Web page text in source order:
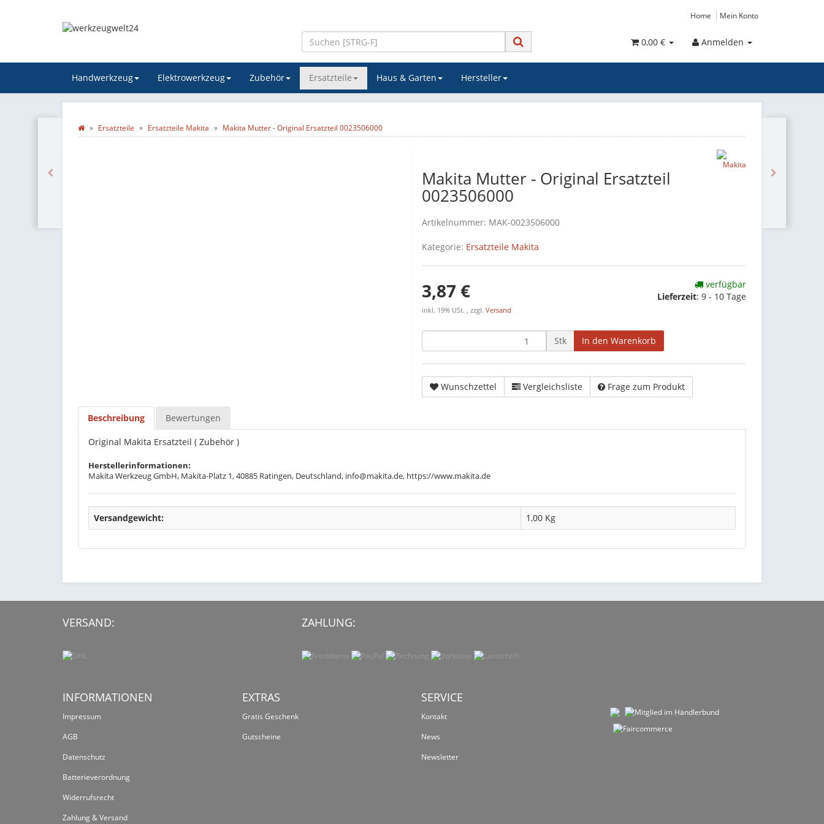
Home Mein Konto
Anmelden
0,00 €
Handwerkzeug Elektrowerkzeug Zubehör Ersatzteile Haus & Garten Hersteller
Ersatzteile Ersatzteile Makita Makita Mutter - Original Ersatzteil 0023506000
Makita Mutter - Original Ersatzteil
0023506000
Artikelnummer: MAK-0023506000
Kategorie: Ersatzteile Makita
3,87 €
inkl. 19% USt. , zzgl. Versand
verfügbar
Lieferzeit: 9 - 10 Tage
Stk In den Warenkorb
Wunschzettel Vergleichsliste Frage zum Produkt
Beschreibung Bewertungen
Original Makita Ersatzteil ( Zubehör )
Herstellerinformationen:
Makita Werkzeug GmbH, Makita-Platz 1, 40885 Ratingen, Deutschland, info@makita.de, https://www.makita.de
Versandgewicht: 1,00 Kg
VERSAND: ZAHLUNG:
INFORMATIONEN
Impressum
AGB
Datenschutz
Batterieverordnung
Widerrufsrecht
Zahlung & Versand
EXTRAS
Gratis Geschenk
Gutscheine
SERVICE
Kontakt
News
Newsletter